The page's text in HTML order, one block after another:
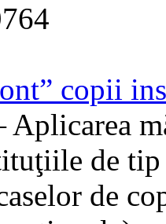
copii
de tip
de